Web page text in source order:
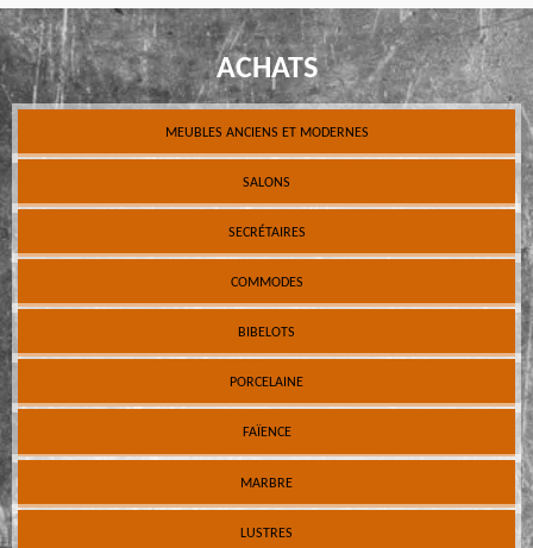
ACHATS
MEUBLES ANCIENS ET MODERNES
SALONS
SECRÉTAIRES
COMMODES
BIBELOTS
PORCELAINE
FAÏENCE
MARBRE
LUSTRES